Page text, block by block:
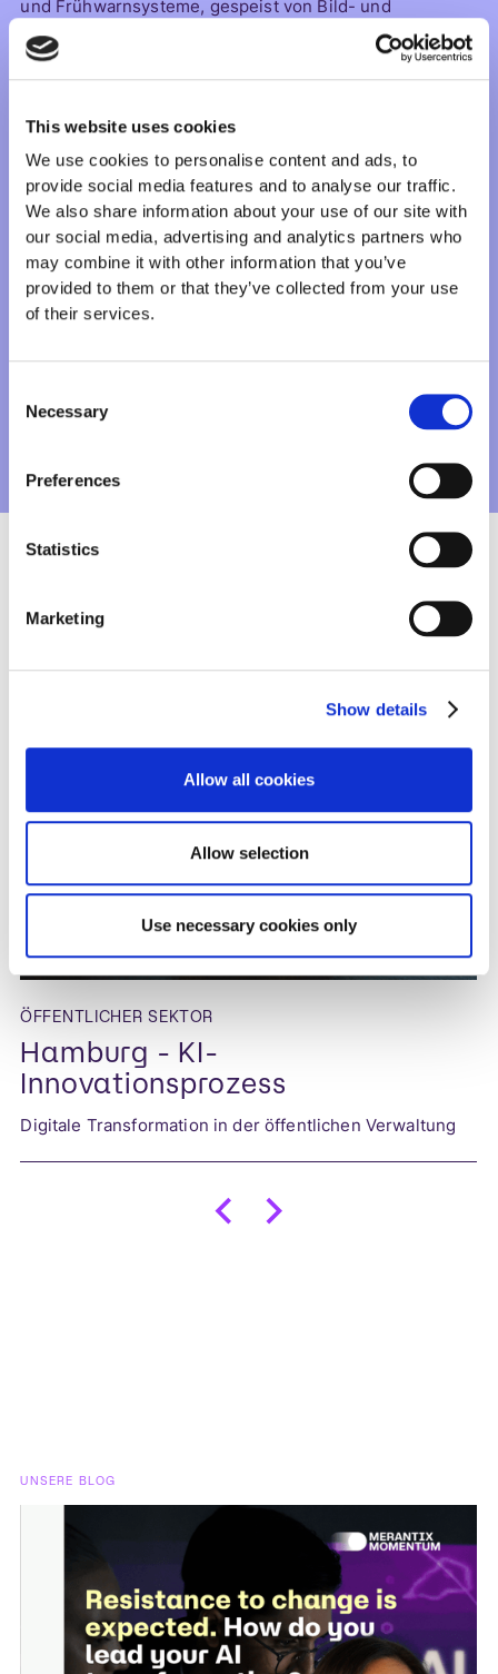
This website uses cookies
We use cookies to personalise content and ads, to
provide social media features and to analyse our traffic.
We also share information about your use of our site with
our social media, advertising and analytics partners who
may combine it with other information that you’ve
provided to them or that they’ve collected from your use
of their services.
Selection
Necessary
Preferences
Statistics
Marketing
Show details
Allow all cookies
Allow selection
Use necessary cookies only
und Frühwarnsysteme, gespeist von Bild- und
KI-gestützte Recherche und
Entscheidungsunterstützung
Intelligente Lösung zur effizienten Anfrageabwicklung
im Asylprozess: Verkürzt die Suchzeit, liefert
Entscheidungsempfehlungen, spart Ressourcen und
unterstützt bei komplexen Anforderungen.
Unsere Projekte im Bereich
ÖFFENTLICHER SEKTOR
Hamburg - KI-
Innovationsprozess
Digitale Transformation in der öffentlichen Verwaltung
UNSERE BLOG